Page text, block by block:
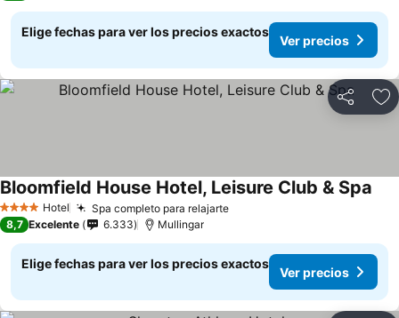
Elige fechas para ver los precios exactos
Ver precios
Compartir
4 EstrellasHotel Spa completo para relajarte
Bloomfield House Hotel, Leisure Club & Spa
8,7 Excelente 6.333 Mullingar
Elige fechas para ver los precios exactos
Ver precios